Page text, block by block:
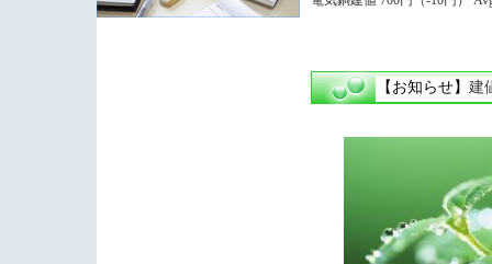
【お知らせ】 建